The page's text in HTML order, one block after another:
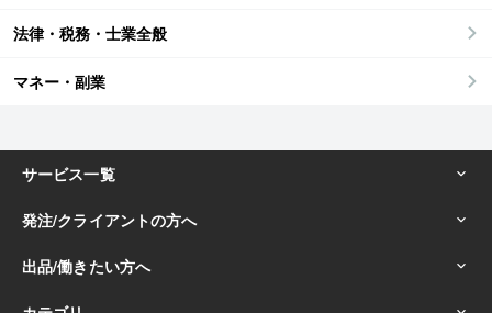
法律・税務・士業全般
マネー・副業